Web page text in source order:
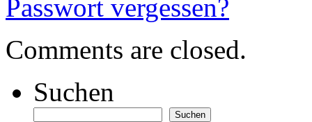
Passwort vergessen?
Comments are closed.
Suchen
Suchen